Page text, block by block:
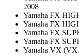
2008
Yamaha FX
Yamaha FX
Yamaha FX
Yamaha FX
Yamaha VX